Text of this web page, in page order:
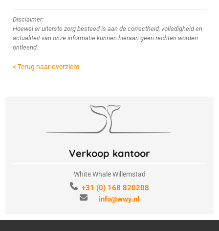
Disclaimer:
Hoewel er uiterste zorg besteed is aan de correctheid, volledigheid en
actualiteit van onze informatie kunnen hieraan geen rechten worden
ontleend.
< Terug naar overzicht
Verkoop kantoor
White Whale Willemstad
+31 (0) 168 820208
info@wwy.nl